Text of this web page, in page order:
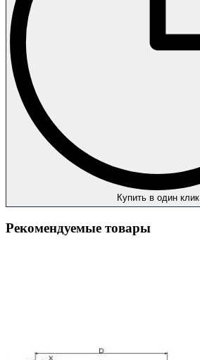
Купить в один клик
Рекомендуемые товары